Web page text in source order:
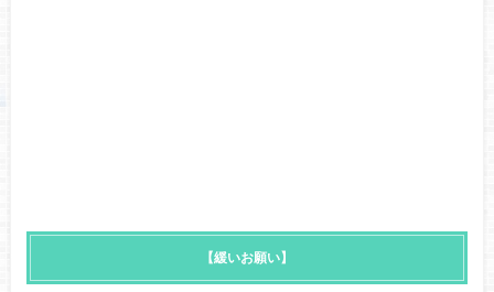
【緩いお願い】